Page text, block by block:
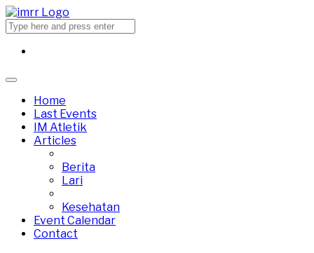
Home
Last Events
IM Atletik
Articles
Berita
Lari
Kesehatan
Event Calendar
Contact